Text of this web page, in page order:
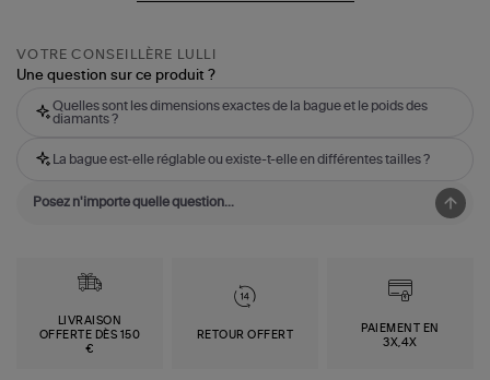
VOTRE CONSEILLÈRE LULLI
Une question sur ce produit ?
Quelles sont les dimensions exactes de la bague et le poids des
diamants ?
La bague est-elle réglable ou existe-t-elle en différentes tailles ?
LIVRAISON
OFFERTE DÈS 150
€
RETOUR OFFERT
PAIEMENT EN
3X,4X